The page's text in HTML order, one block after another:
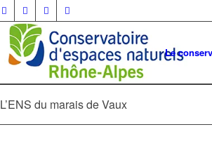
Le
L’ENS du marais de Vaux